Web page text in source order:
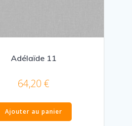
Adélaïde 11
64,20€
Ajouter au panier